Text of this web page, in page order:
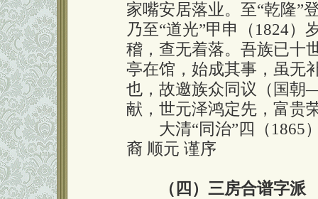
家嘴安居落业。至“乾隆”
乃至“道光”甲申（1824）
稽，查无着落。吾族已十
亭在馆，始成其事，虽无
也，故邀族众同议（国朝
献，世元泽鸿定先，富贵
大清“同治”四（1865
裔 顺元 谨序
（四）三房合谱字派